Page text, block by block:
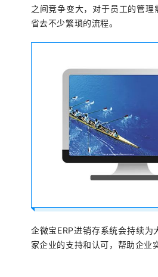
之间竞争变大，对于员工的管
省去不少繁琐的流程。
企微宝ERP进销存系统会持续
家企业的支持和认可，帮助企业